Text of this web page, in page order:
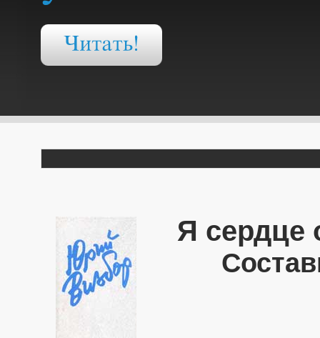
Я сердце